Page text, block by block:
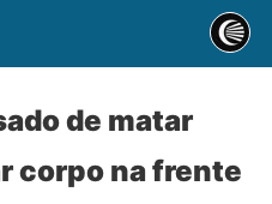
de matar
corpo na frente